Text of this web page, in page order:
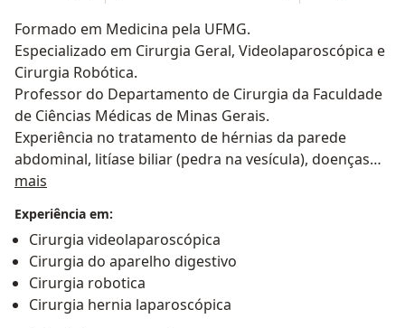
Formado em Medicina pela UFMG.
Especializado em Cirurgia Geral, Videolaparoscópica e
Cirurgia Robótica.
Professor do Departamento de Cirurgia da Faculdade
de Ciências Médicas de Minas Gerais.
Experiência no tratamento de hérnias da parede
abdominal, litíase biliar (pedra na vesícula), doenças
do aparelho digestivo (Refluxo) e câncer do trato
digestivo.
Mestrando em Ciência Molecular aplicada a Cirurgia
na UFMG.
mais
Experiência em:
Cirurgia videolaparoscópica
Cirurgia do aparelho digestivo
Cirurgia robotica
Cirurgia hernia laparoscópica